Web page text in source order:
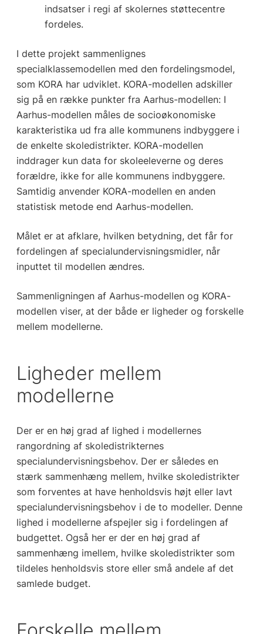
indsatser i regi af skolernes støttecentre
fordeles.
I dette projekt sammenlignes
specialklassemodellen med den fordelingsmodel,
som KORA har udviklet. KORA-modellen adskiller
sig på en række punkter fra Aarhus-modellen: I
Aarhus-modellen måles de socioøkonomiske
karakteristika ud fra alle kommunens indbyggere i
de enkelte skoledistrikter. KORA-modellen
inddrager kun data for skoleeleverne og deres
forældre, ikke for alle kommunens indbyggere.
Samtidig anvender KORA-modellen en anden
statistisk metode end Aarhus-modellen.
Målet er at afklare, hvilken betydning, det får for
fordelingen af specialundervisningsmidler, når
inputtet til modellen ændres.
Sammenligningen af Aarhus-modellen og KORA-
modellen viser, at der både er ligheder og forskelle
mellem modellerne.
Ligheder mellem
modellerne
Der er en høj grad af lighed i modellernes
rangordning af skoledistrikternes
specialundervisningsbehov. Der er således en
stærk sammenhæng mellem, hvilke skoledistrikter
som forventes at have henholdsvis højt eller lavt
specialundervisningsbehov i de to modeller. Denne
lighed i modellerne afspejler sig i fordelingen af
budgettet. Også her er der en høj grad af
sammenhæng imellem, hvilke skoledistrikter som
tildeles henholdsvis store eller små andele af det
samlede budget.